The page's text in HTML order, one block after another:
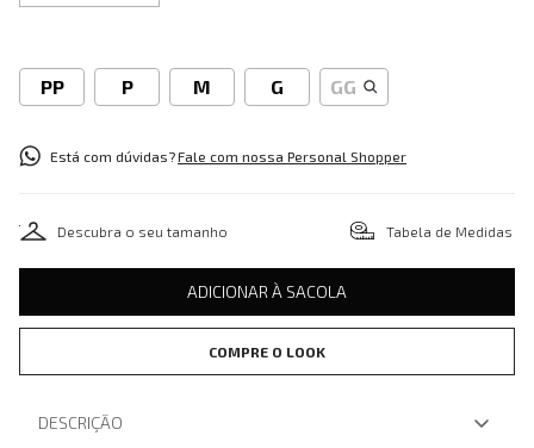
PP P M G GG
Está com dúvidas?Fale com nossa Personal Shopper
Descubra o seu tamanho Tabela de Medidas
ADICIONAR À SACOLA
COMPRE O LOOK
DESCRIÇÃO